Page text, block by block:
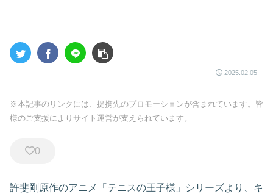
2025.02.05
※本記事のリンクには、提携先のプロモーションが含まれています。皆
様のご支援によりサイト運営が支えられています。
0
許斐剛原作のアニメ「テニスの王子様」シリーズより、キ